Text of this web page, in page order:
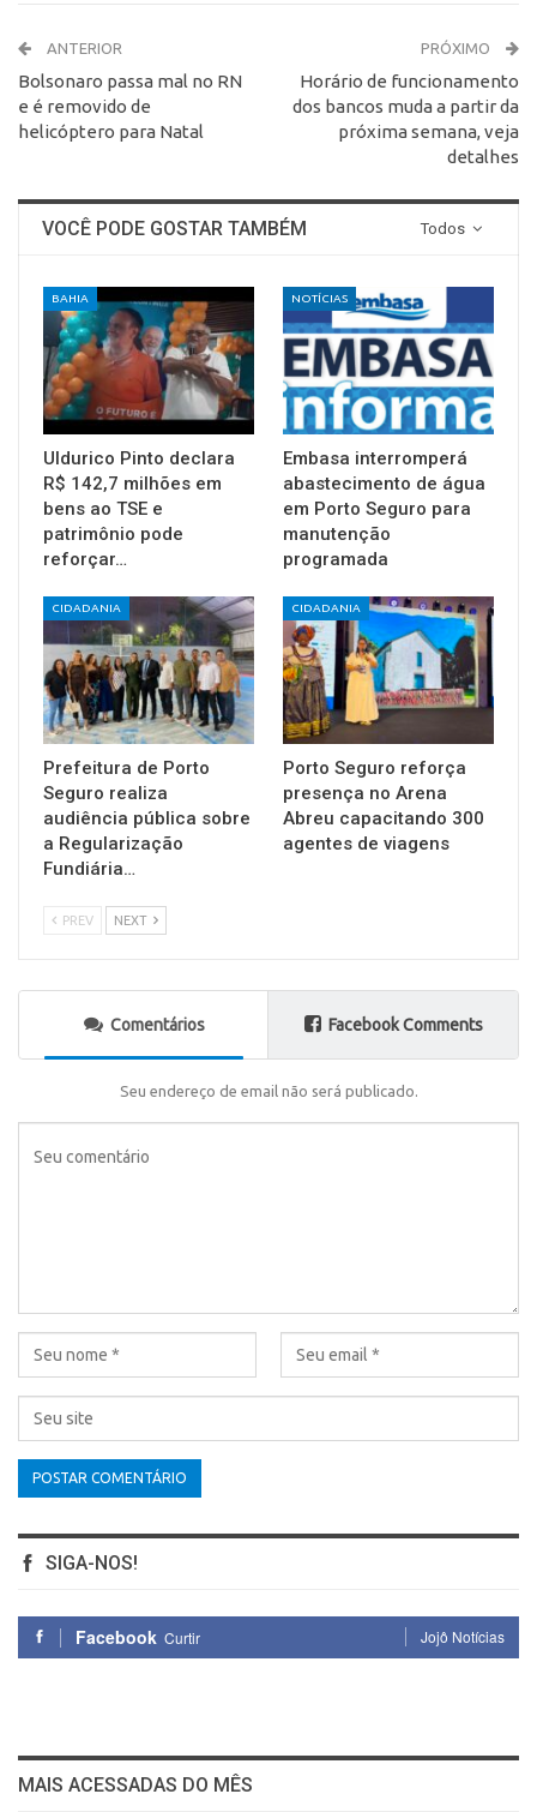
ANTERIOR
Bolsonaro passa mal no RN
e é removido de
helicóptero para Natal
PRÓXIMO
Horário de funcionamento
dos bancos muda a partir da
próxima semana, veja
detalhes
Todos
VOCÊ PODE GOSTAR TAMBÉM
BAHIA
Uldurico Pinto declara
R$ 142,7 milhões em
bens ao TSE e
patrimônio pode
reforçar…
NOTÍCIAS
Embasa interromperá
abastecimento de água
em Porto Seguro para
manutenção
programada
CIDADANIA
Prefeitura de Porto
Seguro realiza
audiência pública sobre
a Regularização
Fundiária…
CIDADANIA
Porto Seguro reforça
presença no Arena
Abreu capacitando 300
agentes de viagens
PREV NEXT
Comentários Facebook Comments
Seu endereço de email não será publicado.
SIGA-NOS!
Facebook Curtir Jojô Notícias
MAIS ACESSADAS DO MÊS